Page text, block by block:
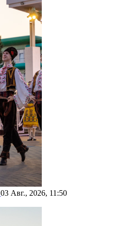
03 Авг., 2026, 11:50